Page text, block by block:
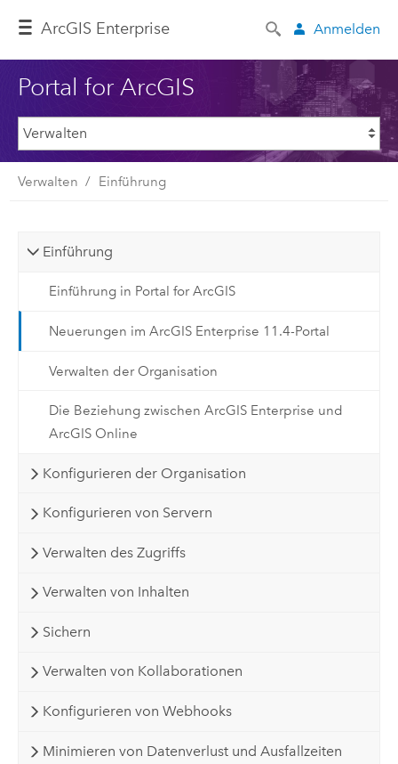
ArcGIS Enterprise Anmelden
Portal for ArcGIS
Verwalten Einführung
Einführung
Einführung in Portal for ArcGIS
Neuerungen im ArcGIS Enterprise 11.4-Portal
Verwalten der Organisation
Die Beziehung zwischen ArcGIS Enterprise und
ArcGIS Online
Konfigurieren der Organisation
Konfigurieren von Servern
Verwalten des Zugriffs
Verwalten von Inhalten
Sichern
Verwalten von Kollaborationen
Konfigurieren von Webhooks
Minimieren von Datenverlust und Ausfallzeiten